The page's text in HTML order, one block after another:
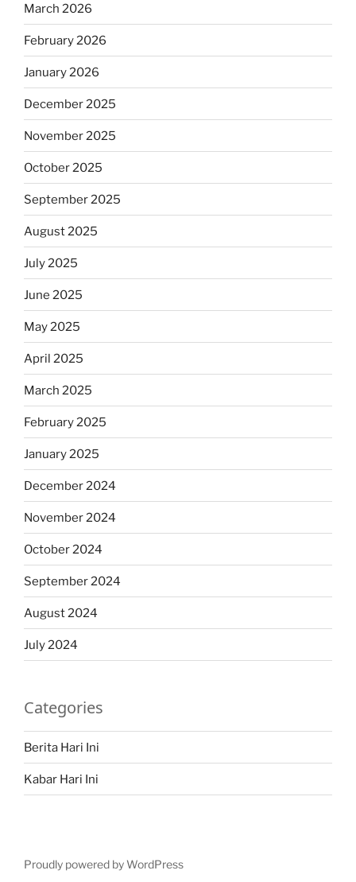
March 2026
February 2026
January 2026
December 2025
November 2025
October 2025
September 2025
August 2025
July 2025
June 2025
May 2025
April 2025
March 2025
February 2025
January 2025
December 2024
November 2024
October 2024
September 2024
August 2024
July 2024
Categories
Berita Hari Ini
Kabar Hari Ini
Proudly powered by WordPress